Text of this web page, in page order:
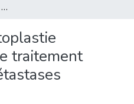
Place de la cimentoplastie percutanée dans le traitement antalgique des métastases osseuses
traitement